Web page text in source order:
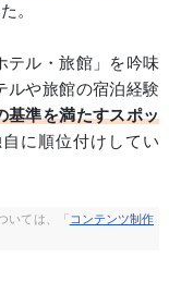
。
テル・旅館」を吟味
ルや旅館の宿泊経験
基準を満たすスポッ
に順位付けしてい
いては、「 コンテンツ制作